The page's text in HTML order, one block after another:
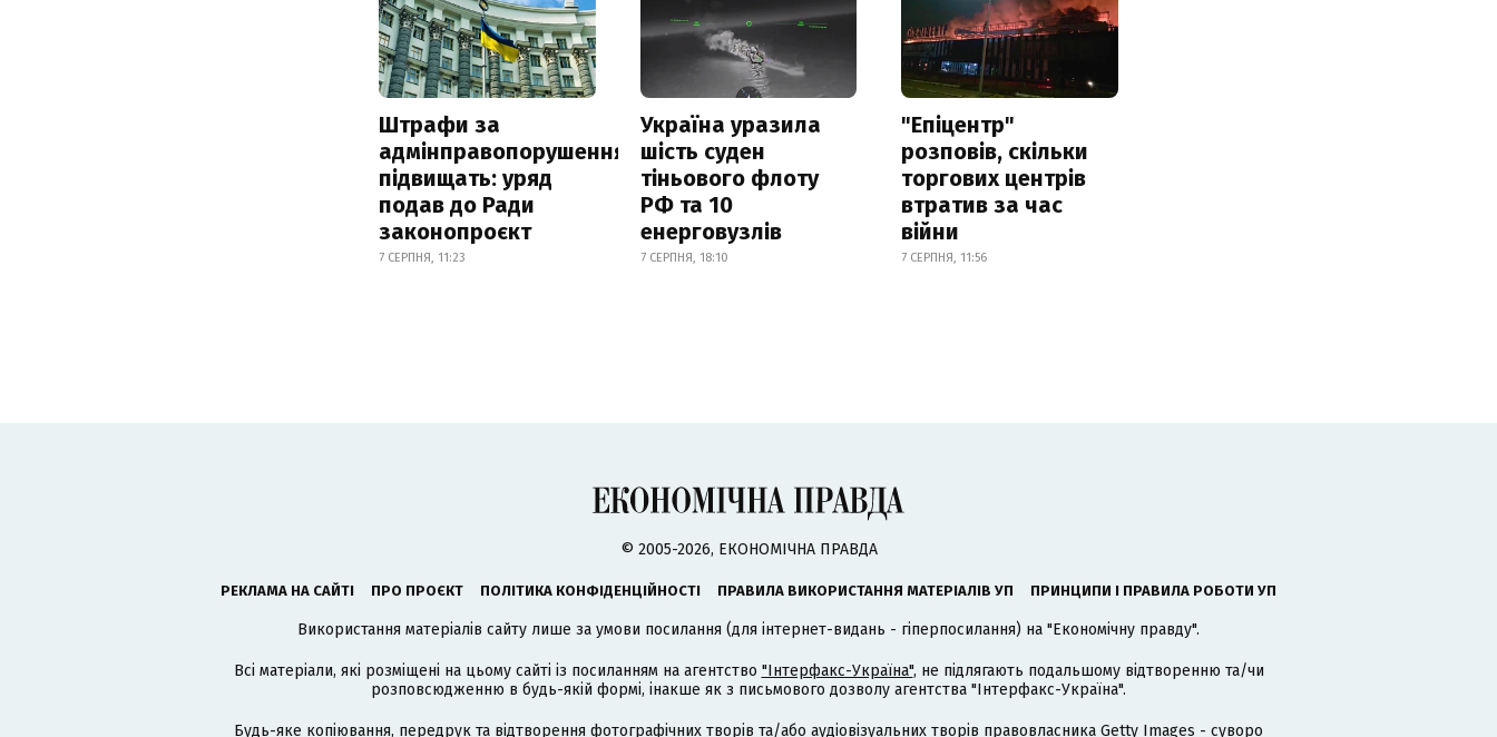
Штрафи за
адмінправопорушення
підвищать: уряд
подав до Ради
законопроєкт
7 СЕРПНЯ, 11:23
Україна уразила
шість суден
тіньового флоту
РФ та 10
енерговузлів
7 СЕРПНЯ, 18:10
"Епіцентр"
розповів, скільки
торгових центрів
втратив за час
війни
7 СЕРПНЯ, 11:56
© 2005-2026, ЕКОНОМІЧНА ПРАВДА
РЕКЛАМА НА САЙТІ ПРО ПРОЄКТ ПОЛІТИКА КОНФІДЕНЦІЙНОСТІ ПРАВИЛА ВИКОРИСТАННЯ МАТЕРІАЛІВ УП ПРИНЦИПИ І ПРАВИЛА РОБОТИ УП
Використання матеріалів сайту лише за умови посилання (для інтернет-видань - гіперпосилання) на "Економічну правду".
Всі матеріали, які розміщені на цьому сайті із посиланням на агентство "Інтерфакс-Україна", не підлягають подальшому відтворенню та/чи
розповсюдженню в будь-якій формі, інакше як з письмового дозволу агентства "Інтерфакс-Україна".
Будь-яке копіювання, передрук та відтворення фотографічних творів та/або аудіовізуальних творів правовласника Getty Images - суворо